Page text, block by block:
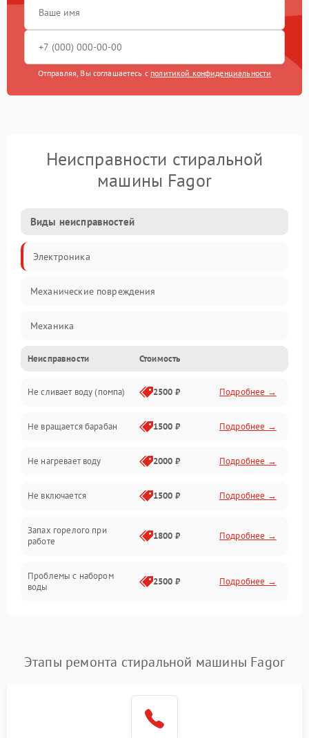
Отправляя, Вы соглашаетесь с политикой конфиденциальности
Неисправности стиральной
машины Fagor
Виды неисправностей
Электроника
Механические повреждения
Механика
Электропитание
Водоснабжение
Слив
Программное обеспечение
Неисправности Стоимость
Не сливает воду (помпа) 2500 ₽ Подробнее →
Не вращается барабан 1500 ₽ Подробнее →
Не нагревает воду 2000 ₽ Подробнее →
Не включается 1500 ₽ Подробнее →
Запах горелого при
работе
1800 ₽ Подробнее →
Проблемы с набором
воды
2500 ₽ Подробнее →
Замена платы управления Подробнее →
Этапы ремонта стиральной машины Fagor